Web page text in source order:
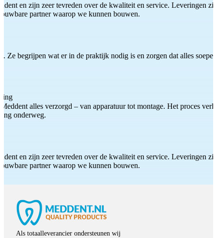
en zijn zeer tevreden over de kwaliteit en service. Leveringen
partner waarop we kunnen bouwen.
Ze begrijpen wat er in de praktijk nodig is en zorgen dat alles
alles verzorgd – van apparatuur tot montage. Het proces
onderweg.
en zijn zeer tevreden over de kwaliteit en service. Leveringen
partner waarop we kunnen bouwen.
Als totaalleverancier ondersteunen wij